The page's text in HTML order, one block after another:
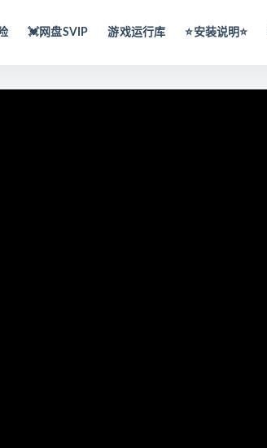
💓网盘SVIP 游戏运行库 ⭐️安装说明⭐️